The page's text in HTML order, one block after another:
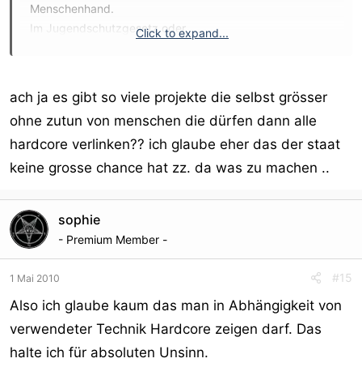
Menschenhand.
Im Jugendschutzgesetz oder
Wenn Du die CustomSearchEngine von Google für Deine
Website nutzt, kann Dir keiner was.
Click to expand...
ach ja es gibt so viele projekte die selbst grösser
ohne zutun von menschen die dürfen dann alle
hardcore verlinken?? ich glaube eher das der staat
keine grosse chance hat zz. da was zu machen ..
sophie
- Premium Member -
1 Mai 2010 #15
Also ich glaube kaum das man in Abhängigkeit von
verwendeter Technik Hardcore zeigen darf. Das
halte ich für absoluten Unsinn.